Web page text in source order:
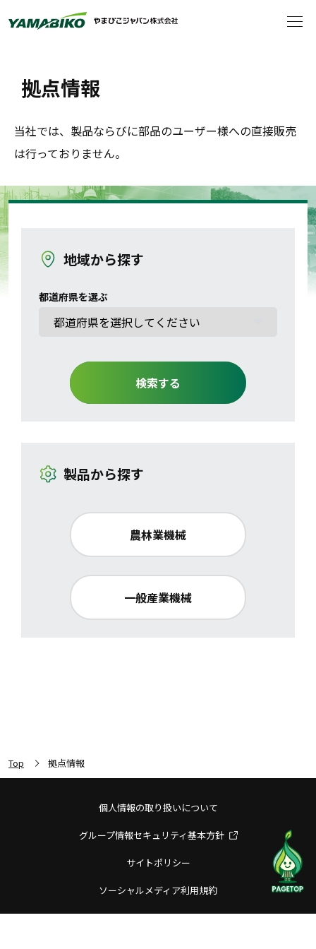
拠点情報
当社では、製品ならびに部品のユーザー様への直接販売
は行っておりません。
地域から探す
都道府県を選ぶ
検索する
製品から探す
農林業機械
一般産業機械
Top 拠点情報
個人情報の取り扱いについて
グループ情報セキュリティ基本方針
サイトポリシー
ソーシャルメディア利用規約